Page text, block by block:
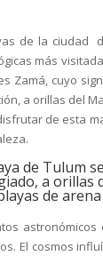
de la ciudad
más
Zamá, cuyo
a orillas del
de esta
de Tulum
a orillas
de
El cosmos